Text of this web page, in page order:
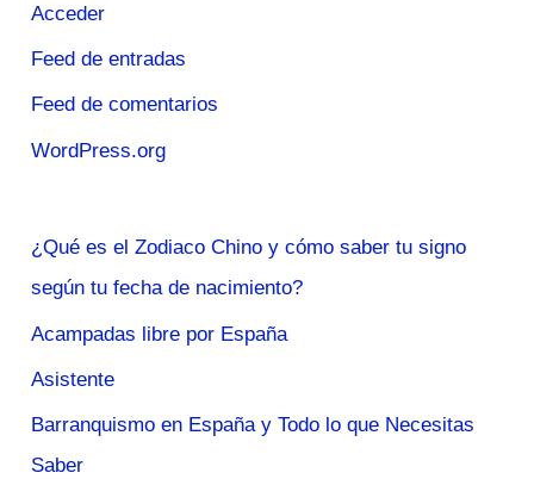
Acceder
Feed de entradas
Feed de comentarios
WordPress.org
¿Qué es el Zodiaco Chino y cómo saber tu signo
según tu fecha de nacimiento?
Acampadas libre por España
Asistente
Barranquismo en España y Todo lo que Necesitas
Saber